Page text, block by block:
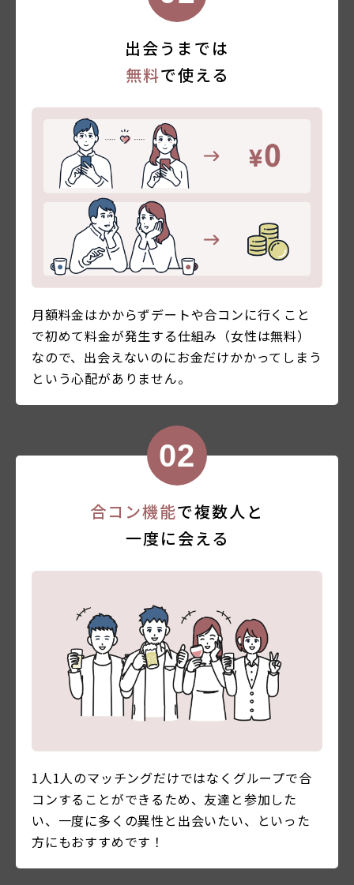
出会うまでは
無料で使える
月額料金はかからずデートや合コンに行くこと
で初めて料金が発生する仕組み（女性は無料）
なので、出会えないのにお金だけかかってしまう
という心配がありません。
合コン機能で複数人と
一度に会える
1人1人のマッチングだけではなくグループで合
コンすることができるため、友達と参加した
い、一度に多くの異性と出会いたい、といった
方にもおすすめです！